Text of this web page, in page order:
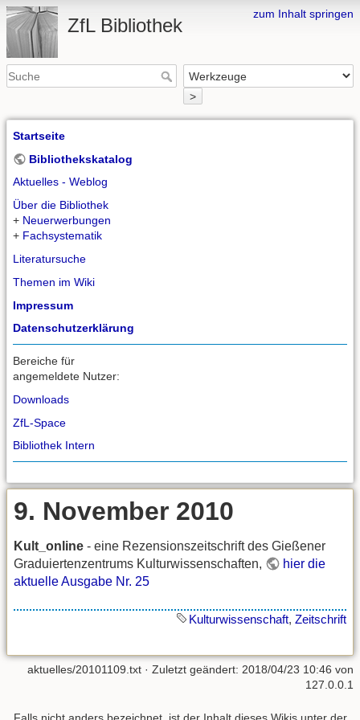
zum Inhalt springen
ZfL Bibliothek
>
Startseite
Bibliothekskatalog
Aktuelles - Weblog
Über die Bibliothek
+ Neuerwerbungen
+ Fachsystematik
Literatursuche
Themen im Wiki
Impressum
Datenschutzerklärung
Bereiche für
angemeldete Nutzer:
Downloads
ZfL-Space
Bibliothek Intern
9. November 2010
Kult_online - eine Rezensionszeitschrift des Gießener
Graduiertenzentrums Kulturwissenschaften,
hier die
aktuelle Ausgabe Nr. 25
Kulturwissenschaft, Zeitschrift
aktuelles/20101109.txt · Zuletzt geändert: 2018/04/23 10:46 von
127.0.0.1